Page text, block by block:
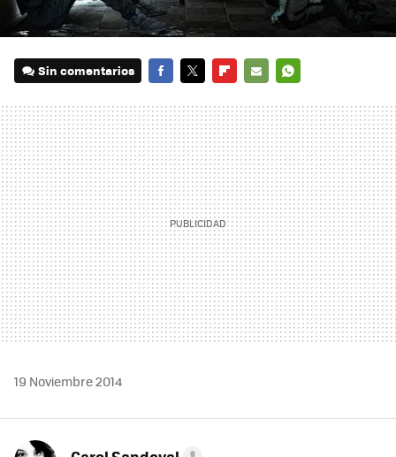
Sin comentarios
MAIL
19 Noviembre 2014